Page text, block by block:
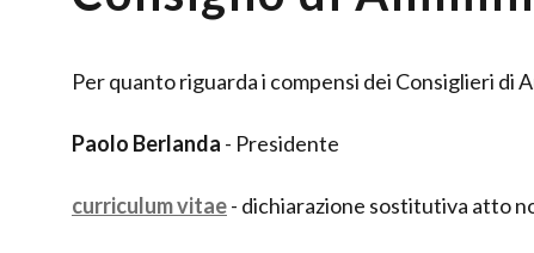
Per quanto riguarda i compensi dei Consiglieri di
Paolo Berlanda - Presidente
curriculum vitae- dichiarazione sostitutiva atto